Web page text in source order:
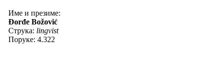
Име и презиме:
Đorđe Božović
Струка: lingvist
Поруке: 4.322